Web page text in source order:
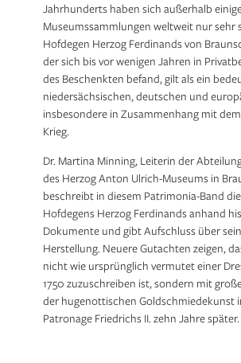
Jahrhunderts haben sich außerhalb
Museumssammlungen weltweit nur sehr
Hofdegen Herzog Ferdinands von
der sich bis vor wenigen Jahren in
des Beschenkten befand, gilt als ein
niedersächsischen, deutschen und
insbesondere in Zusammenhang mit
Krieg.
Dr. Martina Minning, Leiterin der
des Herzog Anton Ulrich-Museums in
beschreibt in diesem Patrimonia-Band
Hofdegens Herzog Ferdinands anhand
Dokumente und gibt Aufschluss über
Herstellung. Neuere Gutachten zeigen,
nicht wie ursprünglich vermutet einer
1750 zuzuschreiben ist, sondern mit
der hugenottischen Goldschmiedekunst
Patronage Friedrichs II. zehn Jahre später.